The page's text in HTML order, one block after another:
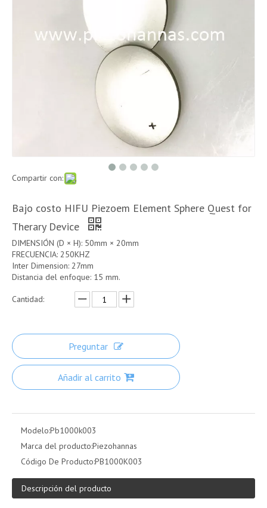
Compartir con:
Bajo costo HIFU Piezoem Element Sphere Quest for
Therary Device
DIMENSIÓN (D × H): 50mm × 20mm
FRECUENCIA: 250KHZ
Inter Dimension: 27mm
Distancia del enfoque: 15 mm.
Cantidad:
Preguntar
Añadir al carrito
Modelo:Pb1000k003
Marca del producto:Piezohannas
Código De Producto:PB1000K003
Descripción del producto